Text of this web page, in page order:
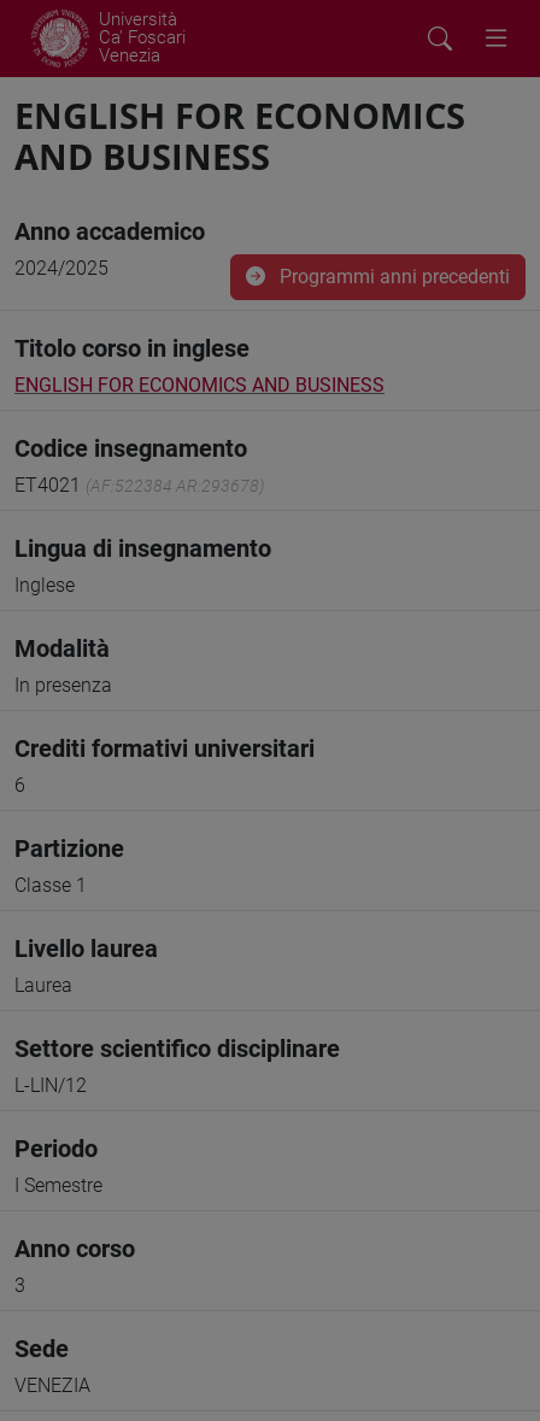
Università
Ca' Foscari
Venezia
ENGLISH FOR ECONOMICS
AND BUSINESS
Anno accademico
2024/2025 Programmi anni precedenti
Titolo corso in inglese
ENGLISH FOR ECONOMICS AND BUSINESS
Codice insegnamento
ET4021 (AF:522384 AR:293678)
Lingua di insegnamento
Inglese
Modalità
In presenza
Crediti formativi universitari
6
Partizione
Classe 1
Livello laurea
Laurea
Settore scientifico disciplinare
L-LIN/12
Periodo
I Semestre
Anno corso
3
Sede
VENEZIA